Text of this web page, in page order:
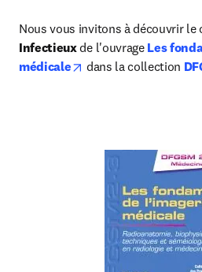
Nous vous invitons à découvrir le
Infectieux de l'ouvrage Les
médicale
opens in new tab/
dans la collection